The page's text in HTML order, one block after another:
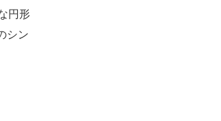
円形
シン